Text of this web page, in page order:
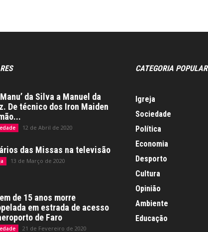
da Silva a Manuel da
De técnico dos Iron Maiden
12 de Abril de 2020
das Missas na televisão
13 de Março de 2020
de 15 anos morre
em estrada de acesso
de Faro
21 de Fevereiro de 2020
CATEGORIA POPULAR
Igreja
Sociedade
Política
Economia
Desporto
Cultura
Opinião
Ambiente
Educação